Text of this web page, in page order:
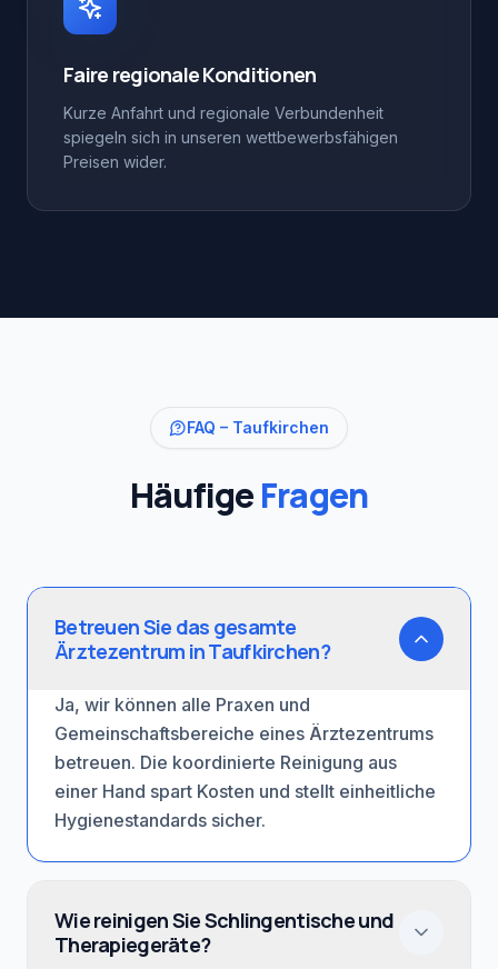
Faire regionale Konditionen
Kurze Anfahrt und regionale Verbundenheit
spiegeln sich in unseren wettbewerbsfähigen
Preisen wider.
FAQ – Taufkirchen
HäufigeFragen
Betreuen Sie das gesamte
Ärztezentrum in Taufkirchen?
Ja, wir können alle Praxen und
Gemeinschaftsbereiche eines Ärztezentrums
betreuen. Die koordinierte Reinigung aus
einer Hand spart Kosten und stellt einheitliche
Hygienestandards sicher.
Wie reinigen Sie Schlingentische und
Therapiegeräte?